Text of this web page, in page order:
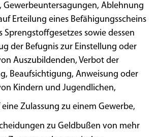
Gewerbeuntersagungen, Ablehnung
Erteilung eines Befähigungsscheins
Sprengstoffgesetzes sowie dessen
der Befugnis zur Einstellung oder
Auszubildenden, Verbot der
Beaufsichtigung, Anweisung oder
Kindern und Jugendlichen,
Zulassung zu einem Gewerbe,
zu Geldbußen von mehr